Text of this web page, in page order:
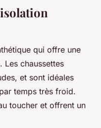
qui offre une
Les chaussettes
et sont idéales
temps très froid.
toucher et offrent un